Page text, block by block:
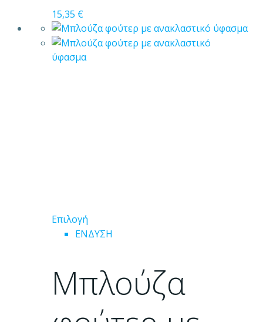
15,35 €
Επιλογή
το
πολλαπλές
παραλλαγές.
ΕΝΔΥΣΗ
Μπλούζα